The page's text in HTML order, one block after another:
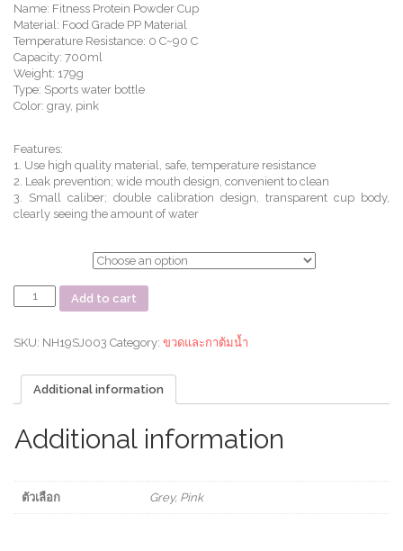
Name: Fitness Protein Powder Cup
Material: Food Grade PP Material
Temperature Resistance: 0 C~90 C
Capacity: 700ml
Weight: 179g
Type: Sports water bottle
Color: gray, pink
Features:
1. Use high quality material, safe, temperature resistance
2. Leak prevention; wide mouth design, convenient to clean
3. Small caliber; double calibration design, transparent cup body,
clearly seeing the amount of water
น้ำ
700ml.
protein
powder
cup
Add to cart
SKU: NH19SJ003 Category: ขวดและกาต้มน้ำ
Additional information
Additional information
ตัวเลือก Grey, Pink